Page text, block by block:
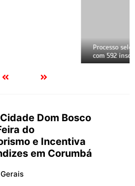
Dom Bosco
do
e Incentiva
em Corumbá